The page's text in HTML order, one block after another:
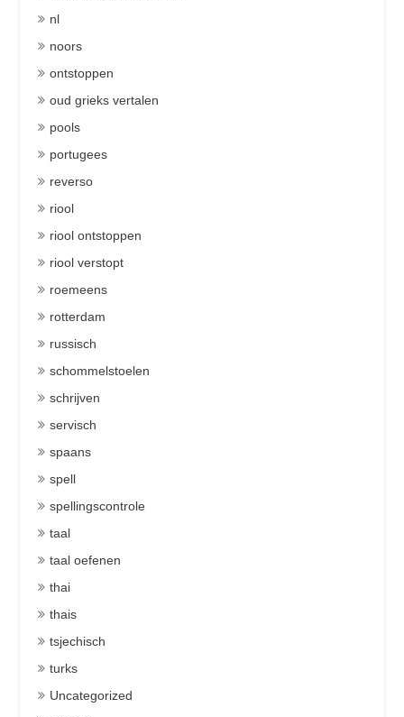
nl
noors
ontstoppen
oud grieks vertalen
pools
portugees
reverso
riool
riool ontstoppen
riool verstopt
roemeens
rotterdam
russisch
schommelstoelen
schrijven
servisch
spaans
spell
spellingscontrole
taal
taal oefenen
thai
thais
tsjechisch
turks
Uncategorized